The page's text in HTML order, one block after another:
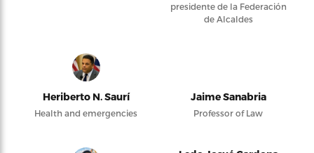
presidente de la Federación
de Alcaldes
Heriberto N. Saurí
Health and emergencies
Jaime Sanabria
Professor of Law